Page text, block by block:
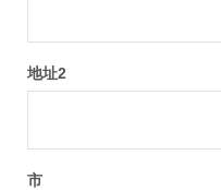
地址2
市